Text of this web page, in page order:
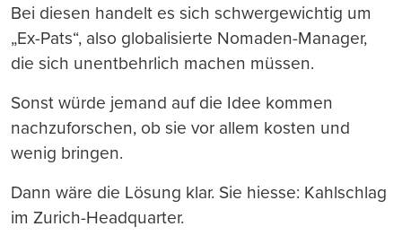
Bei diesen handelt es sich schwergewichtig um
„Ex-Pats“, also globalisierte Nomaden-Manager,
die sich unentbehrlich machen müssen.
Sonst würde jemand auf die Idee kommen
nachzuforschen, ob sie vor allem kosten und
wenig bringen.
Dann wäre die Lösung klar. Sie hiesse: Kahlschlag
im Zurich-Headquarter.